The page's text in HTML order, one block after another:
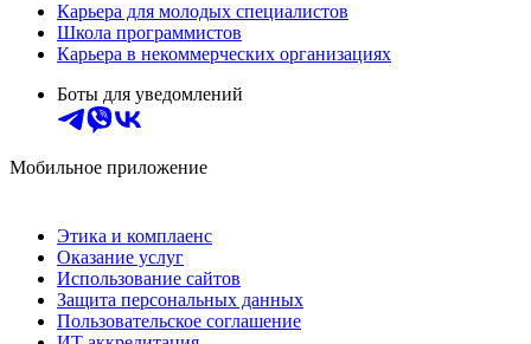
Карьера для молодых специалистов
Школа программистов
Карьера в некоммерческих организациях
Боты для уведомлений
Мобильное приложение
Этика и комплаенс
Оказание услуг
Использование сайтов
Защита персональных данных
Пользовательское соглашение